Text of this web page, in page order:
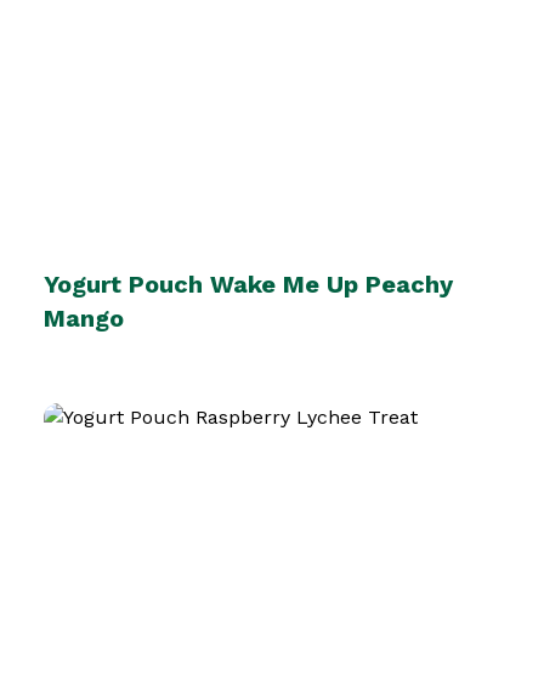
Yogurt Pouch Wake Me Up Peachy
Mango